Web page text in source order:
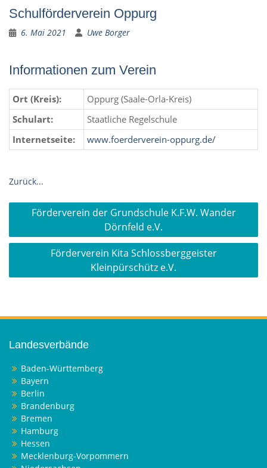
Schulförderverein Oppurg
6. Mai 2021 Uwe Borger
Informationen zum Verein
Ort (Kreis):
Oppurg (Saale-Orla-Kreis)
Schulart:
Staatliche Regelschule
Internetseite:
www.foerderverein-oppurg.de/
Zurück...
Beitragsnavigation
Förderverein der Grundschule K.F.W. Wander
Dörnfeld e.V.
Förderverein Kita Schlossberggeister
Kleinpürschütz e.V.
Landesverbände
Baden-Württemberg
Bayern
Berlin
Brandenburg
Bremen
Hamburg
Hessen
Mecklenburg-Vorpommern